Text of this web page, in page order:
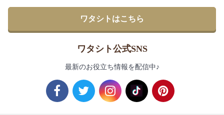
ワタシトはこちら
ワタシト公式SNS
最新のお役立ち情報を配信中♪